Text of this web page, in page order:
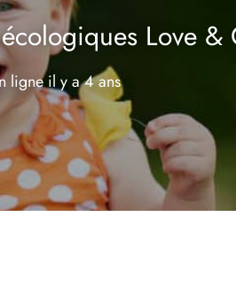
Love &
ligneil y a 4 ans